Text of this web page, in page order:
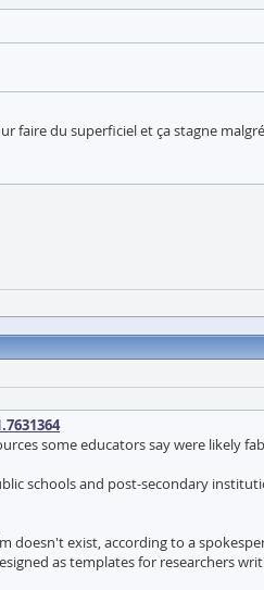
faire du superficiel et ça stagne
some educators say were likely
schools and post-secondary
doesn't exist, according to a
as templates for researchers